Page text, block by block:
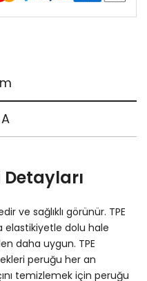
Detayları
ve sağlıklı görünür. TPE
elastikiyetle dolu hale
daha uygun. TPE
peruğu her an
temizlemek için peruğu